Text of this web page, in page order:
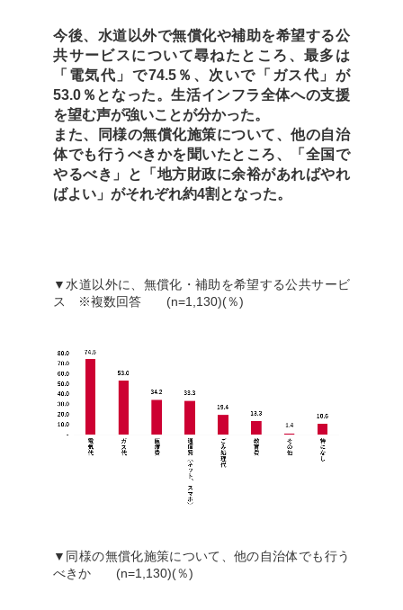
今後、水道以外で無償化や補助を希望する公
共サービスについて尋ねたところ、最多は
「電気代」で74.5％、次いで「ガス代」が
53.0％となった。生活インフラ全体への支援
を望む声が強いことが分かった。
また、同様の無償化施策について、他の自治
体でも行うべきかを聞いたところ、「全国で
やるべき」と「地方財政に余裕があればやれ
ばよい」がそれぞれ約4割となった。
▼水道以外に、無償化・補助を希望する公共サービ
ス ※複数回答 (n=1,130)(％)
▼同様の無償化施策について、他の自治体でも行う
べきか (n=1,130)(％)